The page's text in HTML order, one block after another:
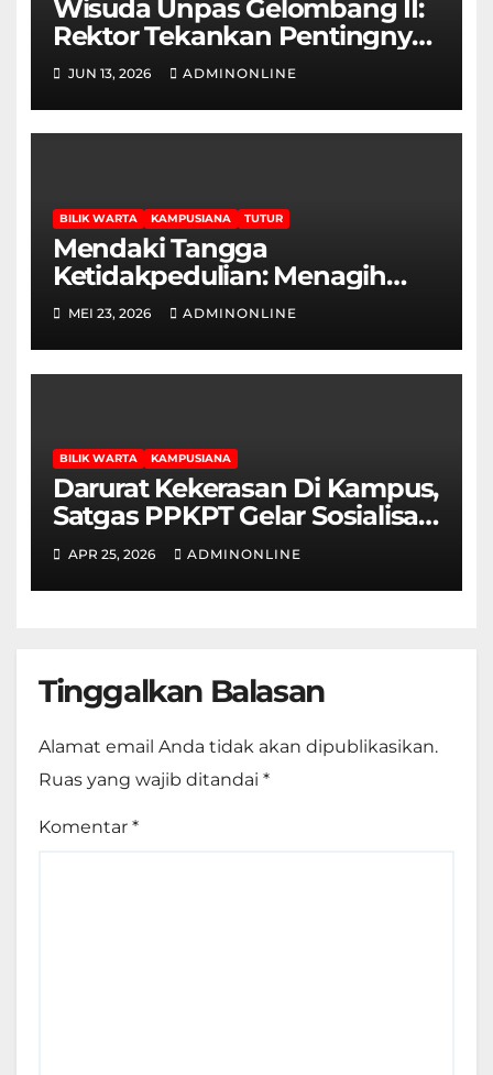
Wisuda Unpas Gelombang II:
Rektor Tekankan Pentingnya
Sertifikasi Keahlian
JUN 13, 2026 ADMINONLINE
BILIK WARTA KAMPUSIANA TUTUR
Mendaki Tangga
Ketidakpedulian: Menagih
Hak Disabilitas yang
Terpasung di Selasar Kampus
MEI 23, 2026 ADMINONLINE
BILIK WARTA KAMPUSIANA
Darurat Kekerasan Di Kampus,
Satgas PPKPT Gelar Sosialisasi
Permendikbudristek No.
55/2024
APR 25, 2026 ADMINONLINE
Tinggalkan Balasan
Alamat email Anda tidak akan dipublikasikan.
Ruas yang wajib ditandai *
Komentar *